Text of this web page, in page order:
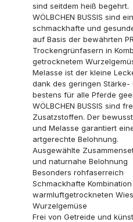
sind seitdem heiß begehrt.
WÖLBCHEN BUSSIS sind
schmackhafte und
auf Basis der bewährten
Trockengrünfasern in
getrocknetem
Melasse ist der kleine
dank des geringen
bestens für alle Pferde
WÖLBCHEN BUSSIS sind
Zusatzstoffen. Der
und Melasse garantiert
artgerechte Belohnung.
Ausgewählte
und naturnahe Belohnung
Besonders rohfaserreich
Schmackhafte
warmluftgetrockneten
Wurzelgemüse
Frei von Getreide und